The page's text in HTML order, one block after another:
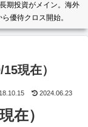
期投資がメイン。海外
優待クロス開始。
現在）
2024.06.23
在）